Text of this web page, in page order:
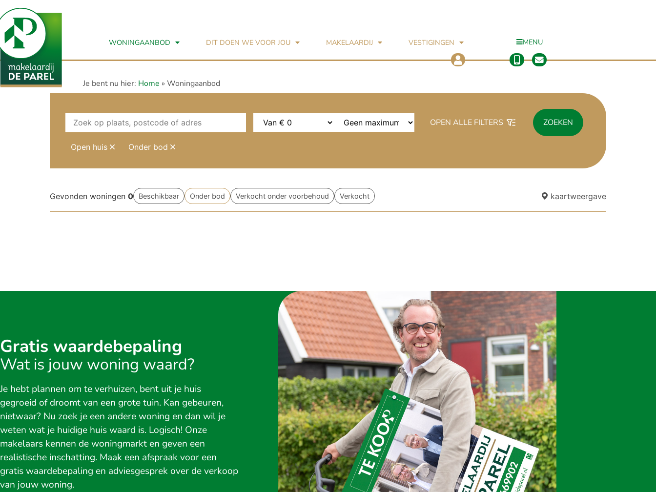
WONINGAANBOD DIT DOEN WE VOOR JOU MAKELAARDIJ VESTIGINGEN MENU
Je bent nu hier: Home » Woningaanbod
OPEN ALLE FILTERS ZOEKEN
Open huis Onder bod
Gevonden woningen 0 Beschikbaar Onder bod Verkocht onder voorbehoud Verkocht kaartweergave
Gratis waardebepaling
Wat is jouw woning waard?
Je hebt plannen om te verhuizen, bent uit je huis
gegroeid of droomt van een grote tuin. Kan gebeuren,
nietwaar? Nu zoek je een andere woning en dan wil je
weten wat je huidige huis waard is. Logisch! Onze
makelaars kennen de woningmarkt en geven een
realistische inschatting. Maak een afspraak voor een
gratis waardebepaling en adviesgesprek over de verkoop
van jouw woning.